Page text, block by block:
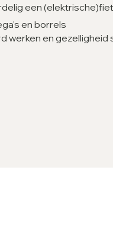
een
en borrels
werken en gezelligheid